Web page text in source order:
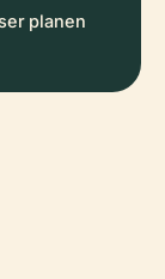
planen